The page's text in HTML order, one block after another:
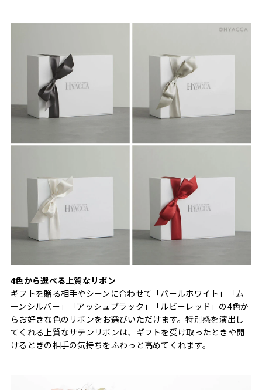
4色から選べる上質なリボン
ギフトを贈る相手やシーンに合わせて「パールホワイト」「ム
ーンシルバー」「アッシュブラック」「ルビーレッド」の4色か
らお好きな色のリボンをお選びいただけます。特別感を演出し
てくれる上質なサテンリボンは、ギフトを受け取ったときや開
けるときの相手の気持ちをふわっと高めてくれます。